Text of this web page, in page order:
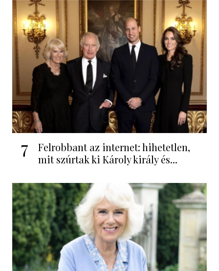
7
Felrobbant az internet: hihetetlen,
mit szúrtak ki Károly király és...